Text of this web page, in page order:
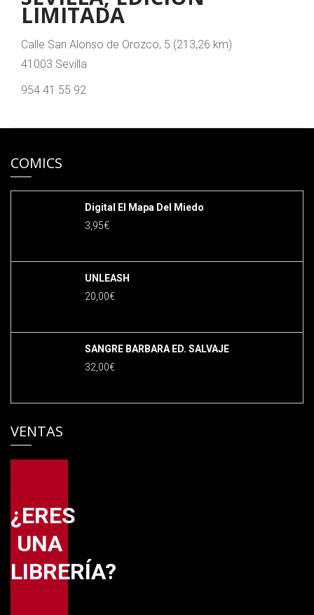
LIMITADA
Calle San Alonso de Orozco, 5 (213,26 km)
41003 Sevilla
954 41 55 92
COMICS
Digital El Mapa Del Miedo
3,95€
UNLEASH
20,00€
SANGRE BARBARA ED. SALVAJE
32,00€
VENTAS
¿ERES
UNA
LIBRERÍA?